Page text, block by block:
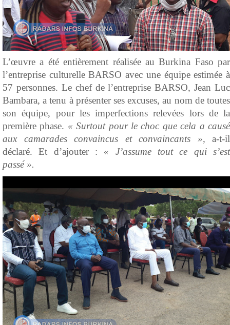
L’œuvre a été entièrement réalisée au Burkina Faso par
l’entreprise culturelle BARSO avec une équipe estimée à
57 personnes. Le chef de l’entreprise BARSO, Jean Luc
Bambara, a tenu à présenter ses excuses, au nom de toutes
son équipe, pour les imperfections relevées lors de la
première phase. « Surtout pour le choc que cela a causé
aux camarades convaincus et convaincants », a-t-il
déclaré. Et d’ajouter : « J’assume tout ce qui s’est
passé ».